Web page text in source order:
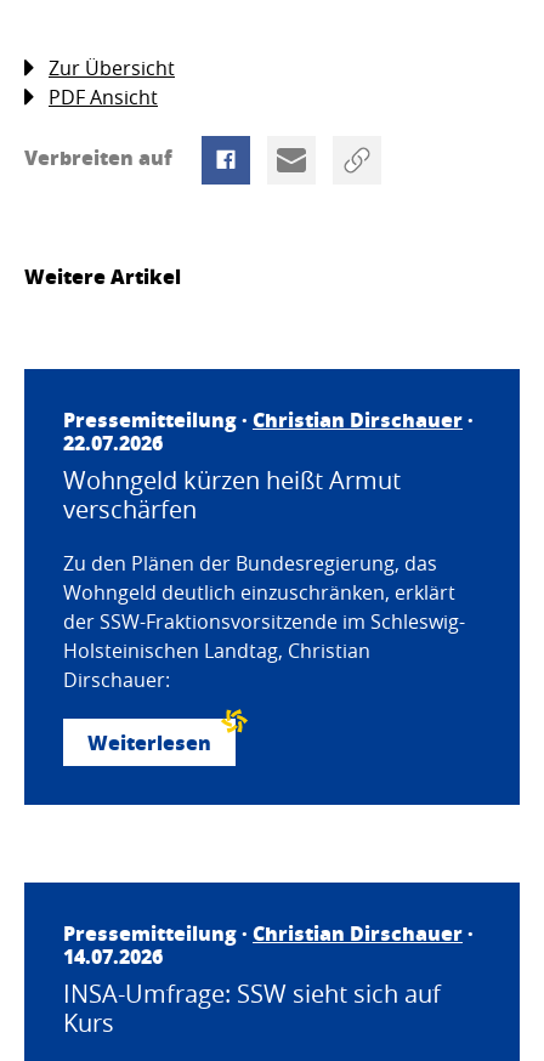
Zur Übersicht
PDF Ansicht
Verbreiten auf
Weitere Artikel
Pressemitteilung · Christian Dirschauer·
22.07.2026
Wohngeld kürzen heißt Armut
verschärfen
Zu den Plänen der Bundesregierung, das
Wohngeld deutlich einzuschränken, erklärt
der SSW-Fraktionsvorsitzende im Schleswig-
Holsteinischen Landtag, Christian
Dirschauer:
Weiterlesen
Pressemitteilung · Christian Dirschauer·
14.07.2026
INSA-Umfrage: SSW sieht sich auf
Kurs